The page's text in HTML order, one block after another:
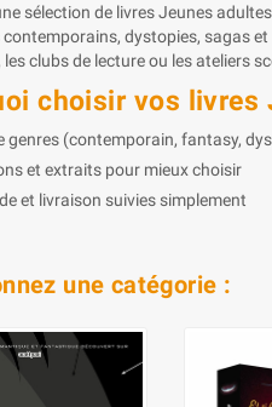
sélection de livres Jeunes
dystopies, sagas
les clubs de lecture ou les ateliers
choisir vos livres
genres (contemporain, fantasy,
et extraits pour mieux choisir
et livraison suivies simplement
une catégorie :